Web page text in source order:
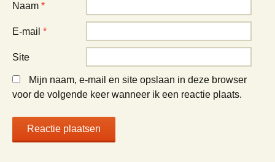
Naam *
E-mail *
Site
Mijn naam, e-mail en site opslaan in deze browser
voor de volgende keer wanneer ik een reactie plaats.